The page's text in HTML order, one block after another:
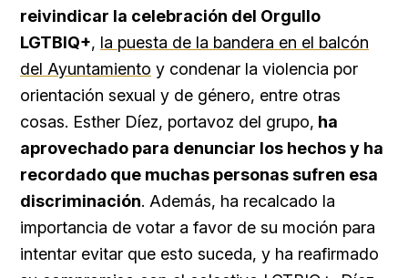
reivindicar la celebración del Orgullo
LGTBIQ+, la puesta de la bandera en el balcón
del Ayuntamiento y condenar la violencia por
orientación sexual y de género, entre otras
cosas. Esther Díez, portavoz del grupo, ha
aprovechado para denunciar los hechos y ha
recordado que muchas personas sufren esa
discriminación. Además, ha recalcado la
importancia de votar a favor de su moción para
intentar evitar que esto suceda, y ha reafirmado